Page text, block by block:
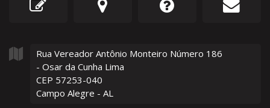
Rua Vereador Antônio Monteiro Número 186
- Osar da Cunha Lima
CEP 57253-040
Campo Alegre - AL